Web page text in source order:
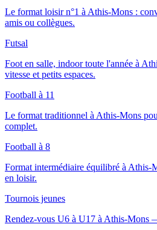
Le format loisir n°1 à Athis-Mons :
amis ou collègues.
Futsal
Foot en salle, indoor toute l'année à
vitesse et petits espaces.
Football à 11
Le format traditionnel à Athis-Mons
complet.
Football à 8
Format intermédiaire équilibré à Athis-
en loisir.
Tournois jeunes
Rendez-vous U6 à U17 à Athis-Mons